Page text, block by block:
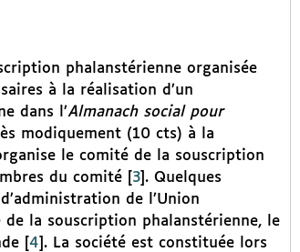
phalanstérienne organisée
à la réalisation d’un
dans l’Almanach social pour
modiquement (10 cts) à la
le comité de la souscription
du comité[ 3] . Quelques
de l’Union
la souscription phalanstérienne, le
[ 4 . La société est constituée lors